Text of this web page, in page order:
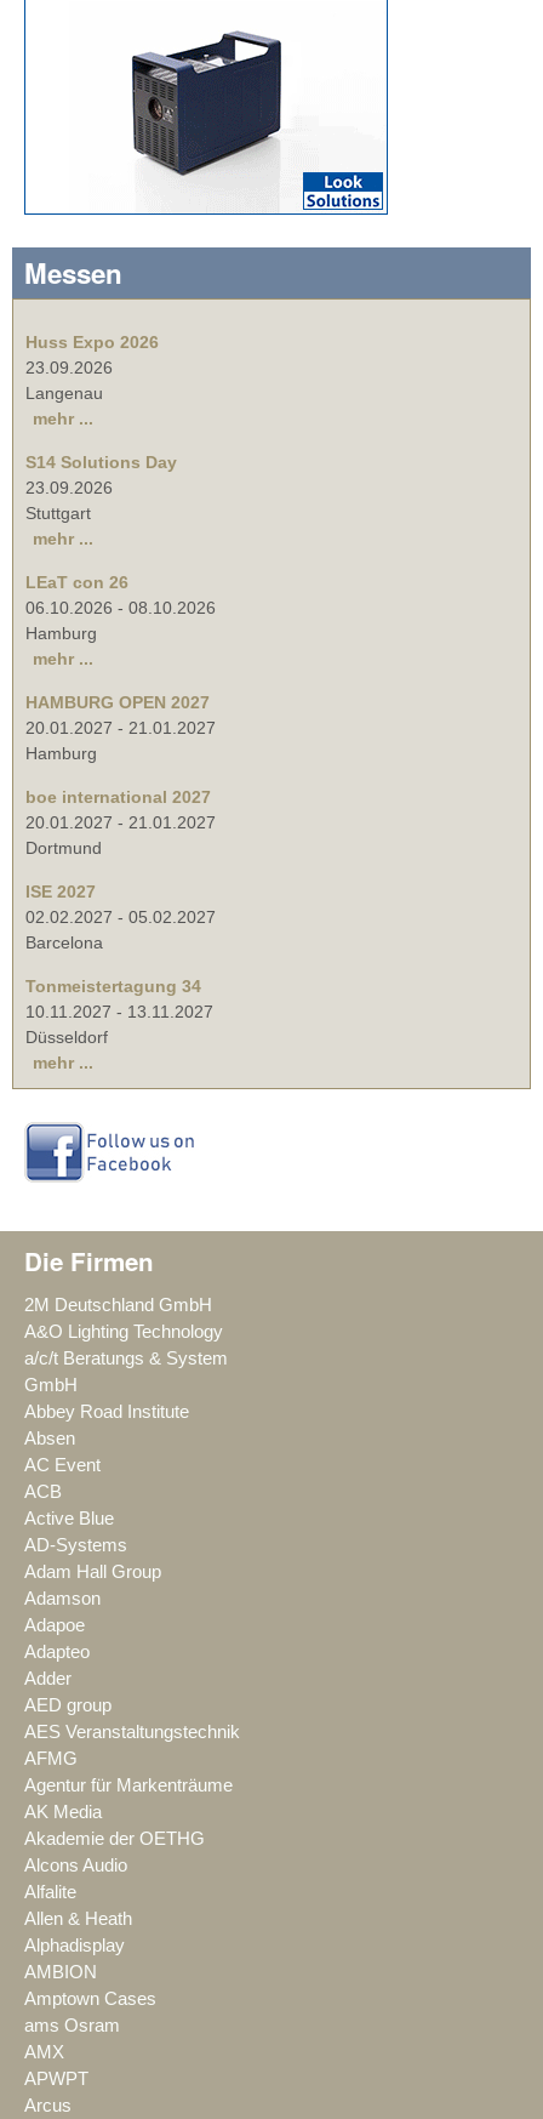
Messen
Huss Expo 2026
23.09.2026
Langenau
mehr ...
S14 Solutions Day
23.09.2026
Stuttgart
mehr ...
LEaT con 26
06.10.2026 - 08.10.2026
Hamburg
mehr ...
HAMBURG OPEN 2027
20.01.2027 - 21.01.2027
Hamburg
boe international 2027
20.01.2027 - 21.01.2027
Dortmund
ISE 2027
02.02.2027 - 05.02.2027
Barcelona
Tonmeistertagung 34
10.11.2027 - 13.11.2027
Düsseldorf
mehr ...
Die Firmen
2M Deutschland GmbH
A&O Lighting Technology
a/c/t Beratungs & System
GmbH
Abbey Road Institute
Absen
AC Event
ACB
Active Blue
AD-Systems
Adam Hall Group
Adamson
Adapoe
Adapteo
Adder
AED group
AES Veranstaltungstechnik
AFMG
Agentur für Markenträume
AK Media
Akademie der OETHG
Alcons Audio
Alfalite
Allen & Heath
Alphadisplay
AMBION
Amptown Cases
ams Osram
AMX
APWPT
Arcus